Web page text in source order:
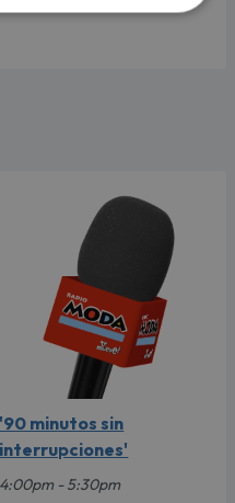
'90 minutos sin
interrupciones'
4:00pm - 5:30pm